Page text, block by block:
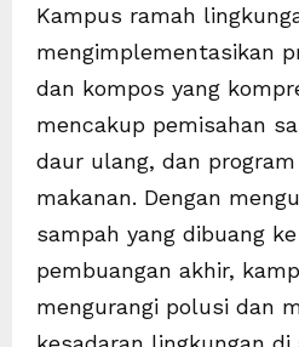
Kampus ramah
mengimplementasikan
dan kompos yang
mencakup pemisahan
daur ulang, dan
makanan. Dengan
sampah yang dibuang
pembuangan akhir,
mengurangi polusi dan